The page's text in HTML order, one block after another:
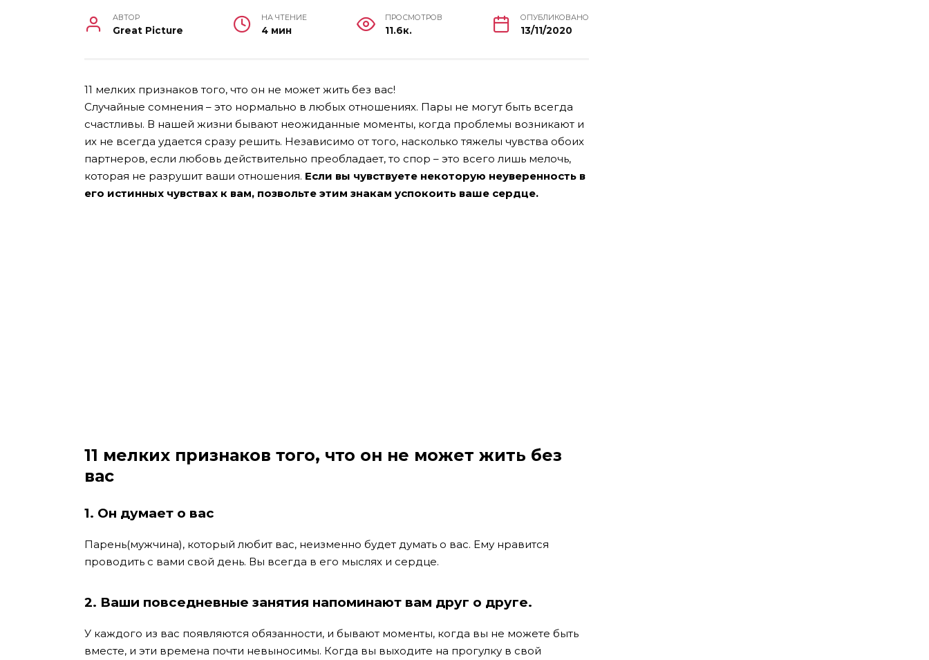
АВТОР
Great Picture
НА ЧТЕНИЕ
4 мин
ПРОСМОТРОВ
11.6к.
ОПУБЛИКОВАНО
13/11/2020
11 мелких признаков того, что он не может жить без вас!
Случайные сомнения – это нормально в любых отношениях. Пары не могут быть всегда
счастливы. В нашей жизни бывают неожиданные моменты, когда проблемы возникают и
их не всегда удается сразу решить. Независимо от того, насколько тяжелы чувства обоих
партнеров, если любовь действительно преобладает, то спор – это всего лишь мелочь,
которая не разрушит ваши отношения. Если вы чувствуете некоторую неуверенность в
его истинных чувствах к вам, позвольте этим знакам успокоить ваше сердце.
11 мелких признаков того, что он не может жить без
вас
1. Он думает о вас
Парень(мужчина), который любит вас, неизменно будет думать о вас. Ему нравится
проводить с вами свой день. Вы всегда в его мыслях и сердце.
2. Ваши повседневные занятия напоминают вам друг о друге.
У каждого из вас появляются обязанности, и бывают моменты, когда вы не можете быть
вместе, и эти времена почти невыносимы. Когда вы выходите на прогулку в свой